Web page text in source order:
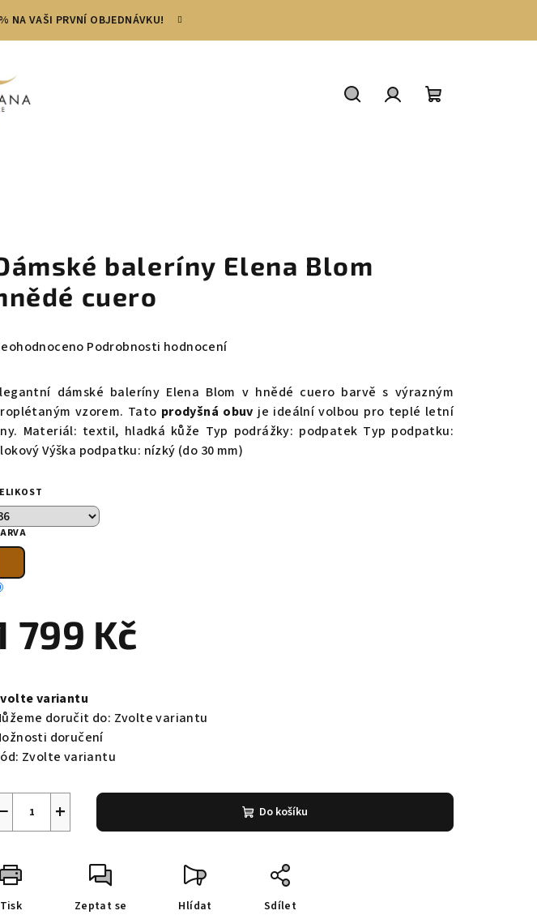
NA VAŠI PRVNÍ OBJEDNÁVKU!
baleríny Elena Blom
cuero
Podrobnosti hodnocení
dámské baleríny Elena Blom v hnědé cuero barvě s výrazným
vzorem. Tato prodyšná obuv je ideální volbou pro teplé letní
Materiál: textil, hladká kůže Typ podrážky: podpatek Typ podpatku:
Výška podpatku: nízký (do 30 mm)
799 Kč
variantu
doručit do: Zvolte variantu
doručení
Zvolte variantu
+
− Do košíku
Tisk Zeptat se Hlídat Sdílet